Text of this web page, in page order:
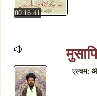
00:16:41
एल्बम: